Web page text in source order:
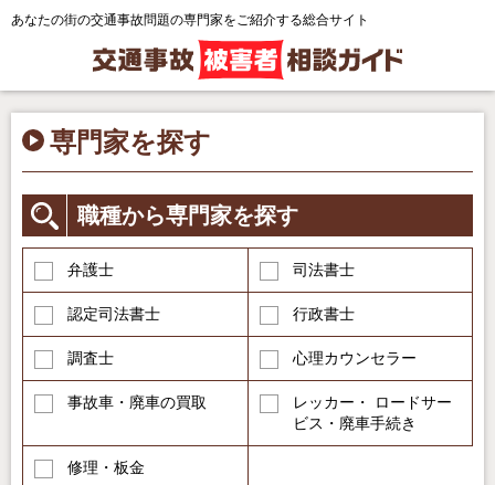
あなたの街の交通事故問題の専門家をご紹介する総合サイト
専門家を探す
職種から専門家を探す
弁護士 司法書士
認定司法書士 行政書士
調査士 心理カウンセラー
事故車・廃車の買取
レッカー・ ロードサー
ビス・廃車手続き
修理・板金